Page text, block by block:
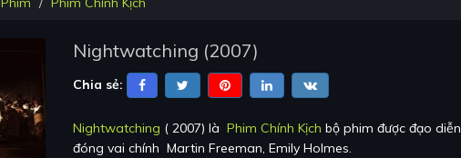
Nightwatching (2007)
Chia sẻ:
Nightwatching ( 2007) là Phim Chính Kịch bộ phim được đạo diễn
đóng vai chính Martin Freeman, Emily Holmes.